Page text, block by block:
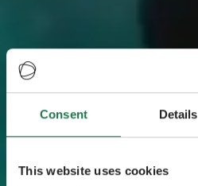
Consent Details
This website uses cookies